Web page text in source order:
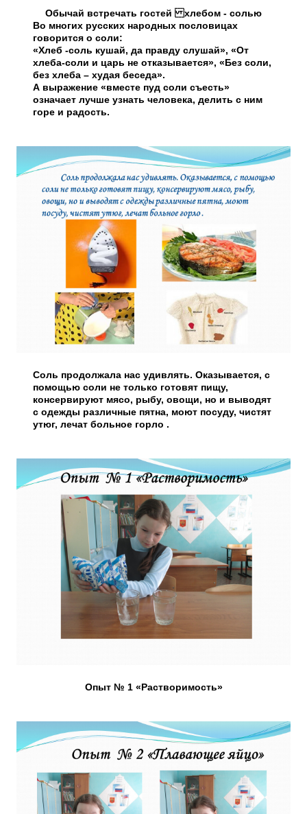
Обычай встречать гостей хлебом - солью
Во многих русских народных пословицах
говорится о соли:
«Хлеб -соль кушай, да правду слушай», «От
хлеба-соли и царь не отказывается», «Без соли,
без хлеба – худая беседа».
А выражение «вместе пуд соли съесть»
означает лучше узнать человека, делить с ним
горе и радость.
Соль продолжала нас удивлять. Оказывается, с
помощью соли не только готовят пищу,
консервируют мясо, рыбу, овощи, но и выводят
с одежды различные пятна, моют посуду, чистят
утюг, лечат больное горло .
Опыт № 1 «Растворимость»